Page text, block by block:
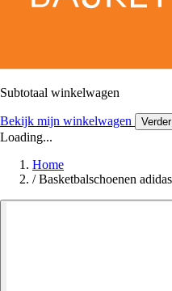
Subtotaal winkelwagen
Bekijk mijn winkelwagen
Loading...
Home
/ Basketbalschoenen